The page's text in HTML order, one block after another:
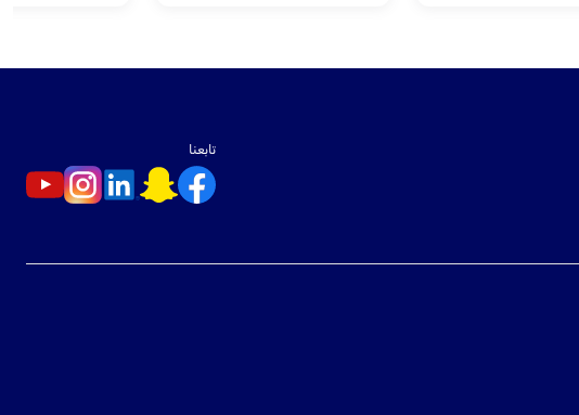
تابعنا